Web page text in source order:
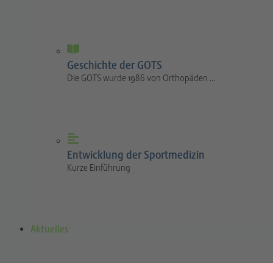
Geschichte der GOTS
Die GOTS wurde 1986 von Orthopäden …
Entwicklung der Sportmedizin
Kurze Einführung
Aktuelles